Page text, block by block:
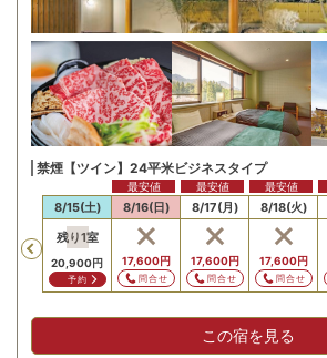
禁煙【ツイン】24平米ビジネスタイプ
Previous
円
8/15(土)
残り1室
20,900円
予約
8/16(日)
17,600円
問合せ
最安値
8/17(月)
17,600円
問合せ
最安値
8/18(火)
17,600円
問合せ
最安値
この宿を見る